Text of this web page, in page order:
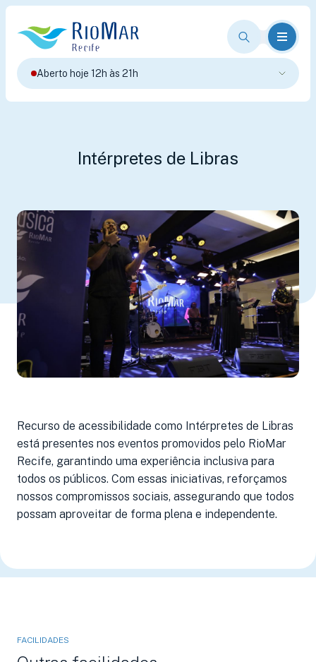
Aberto hoje 12h às 21h
Intérpretes de Libras
Recurso de acessibilidade como Intérpretes de Libras
está presentes nos eventos promovidos pelo RioMar
Recife, garantindo uma experiência inclusiva para
todos os públicos. Com essas iniciativas, reforçamos
nossos compromissos sociais, assegurando que todos
possam aproveitar de forma plena e independente.
FACILIDADES